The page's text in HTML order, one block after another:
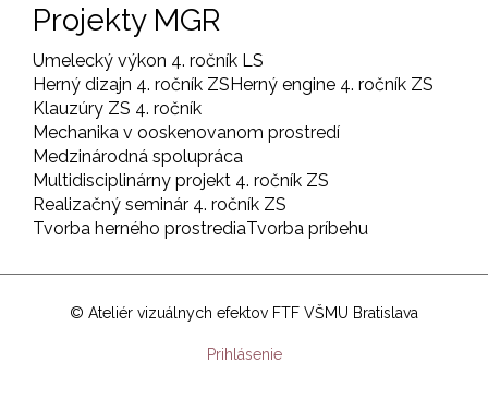
Projekty MGR
Umelecký výkon 4. ročník LS
Herný dizajn 4. ročník ZSHerný engine 4. ročník ZS
Klauzúry ZS 4. ročník
Mechanika v ooskenovanom prostredí
Medzinárodná spolupráca
Multidisciplinárny projekt 4. ročník ZS
Realizačný seminár 4. ročník ZS
Tvorba herného prostrediaTvorba príbehu
© Ateliér vizuálnych efektov FTF VŠMU Bratislava
Prihlásenie